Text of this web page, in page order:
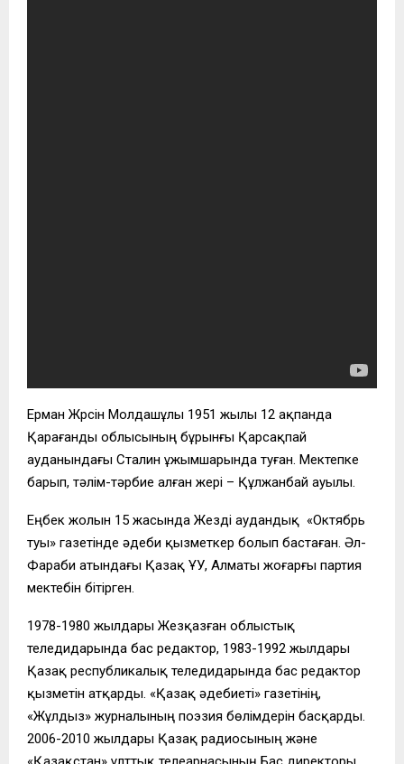
Ерман Жүрсін Молдашұлы 1951 жылы 12 ақпанда
Қарағанды облысының бұрынғы Қарсақпай
ауданындағы Сталин ұжымшарында туған. Мектепке
барып, тәлім-тәрбие алған жері – Құлжанбай ауылы.
Еңбек жолын 15 жасында Жезді аудандық «Октябрь
туы» газетінде әдеби қызметкер болып бастаған. Әл-
Фараби атындағы Қазақ ҰУ, Алматы жоғарғы партия
мектебін бітірген.
1978-1980 жылдары Жезқазған облыстық
теледидарында бас редактор, 1983-1992 жылдары
Қазақ республикалық теледидарында бас редактор
қызметін атқарды. «Қазақ әдебиеті» газетінің,
«Жұлдыз» журналының поэзия бөлімдерін басқарды.
2006-2010 жылдары Қазақ радиосының және